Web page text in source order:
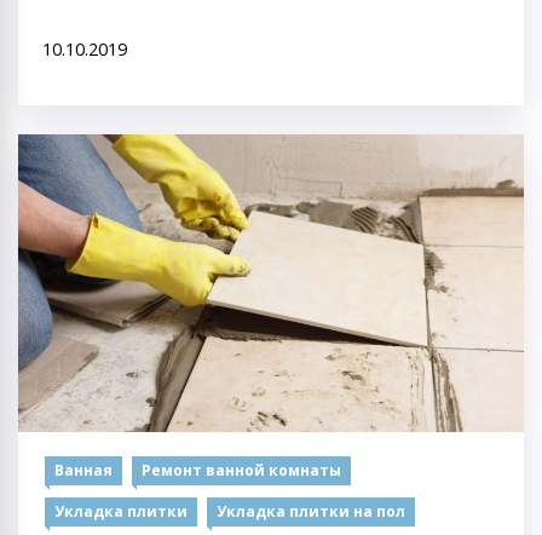
10.10.2019
Ванная
Ремонт ванной комнаты
Укладка плитки
Укладка плитки на пол